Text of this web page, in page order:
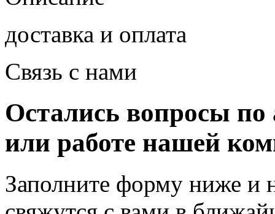
доставка и оплата
Связь с нами
Остались вопросы по
или работе нашей
Заполните форму ниже и